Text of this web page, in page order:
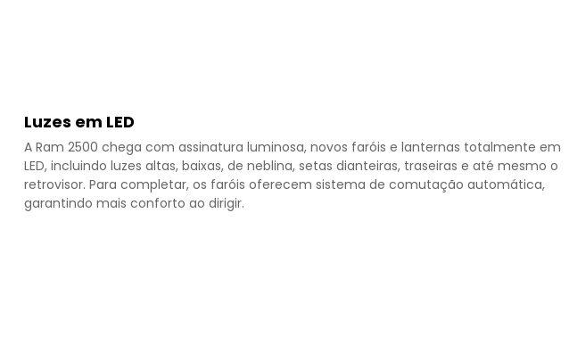
Luzes em LED
A Ram 2500 chega com assinatura luminosa, novos faróis e lanternas totalmente em
LED, incluindo luzes altas, baixas, de neblina, setas dianteiras, traseiras e até mesmo o
retrovisor. Para completar, os faróis oferecem sistema de comutação automática,
garantindo mais conforto ao dirigir.